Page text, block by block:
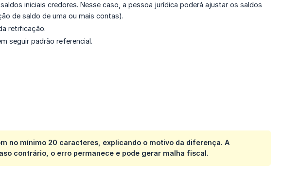
iniciais credores. Nesse caso, a pessoa jurídica poderá ajustar os saldos
de saldo de uma ou mais contas).
retificação.
seguir padrão referencial.
no mínimo 20 caracteres , explicando o motivo da diferença. A
contrário, o erro permanece e pode gerar malha fiscal.